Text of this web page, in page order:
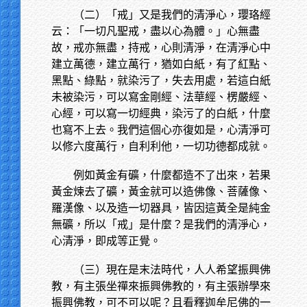
（二）「戒」又是我們的清淨心，瓔珞經
云：「一切凡聖戒，盡以心為體。」心無盡
故，戒亦無盡，持戒，心則清淨，在清淨心中
建立萬德，建立萬行，猶如白紙，有了紅點、
黑點、綠點，就染污了，失去用處，若這白紙
未被染污，可以寫金剛經、法華經、楞嚴經、
心經，可以寫一切經典，染污了的白紙，什麼
也寫不上去。我們這個心亦復如是，心清淨可
以修六度萬行，自利利他，一切功德都成就。
例如黃金有礦，什麼都造不了出來，若果
黃金煉去了礦，黃金就可以造佛像、菩薩像、
羅漢像、以及造一切器具，皆因這黃全是純金
無礦，所以「戒」是什麼？是我們的清淨心，
心清淨，即成等正覺。
（三）現在是末法時代，人人希望振興佛
教，有主張坐禪來振興佛教的，有主張辦學來
振興佛教，可不可以呢？且看釋迦牟尼佛的一